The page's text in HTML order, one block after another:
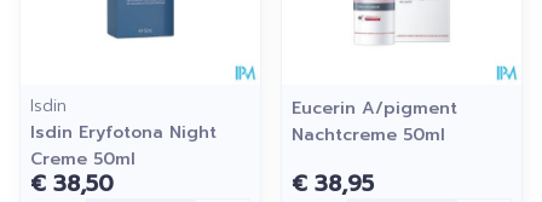
Isdin
Isdin Eryfotona Night
Creme 50ml
€ 38,50
Eucerin A/pigment
Nachtcreme 50ml
€ 38,95